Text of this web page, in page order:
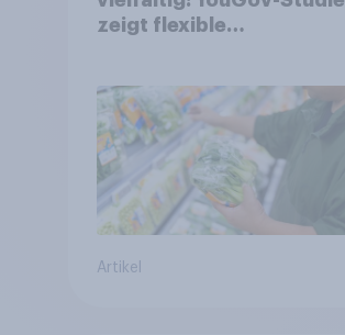
zeigt flexible
Artikel